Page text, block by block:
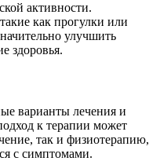
активности.
как прогулки или
улучшить
здоровья.
варианты лечения и
к терапии может
так и физиотерапию,
с симптомами.